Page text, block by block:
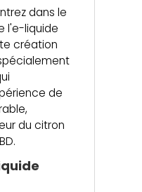
dans le
l'e-liquide
création
de
du citron